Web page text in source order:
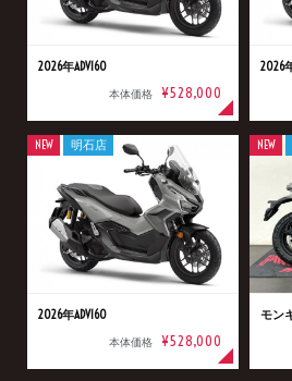
2026年ADV160
本体価格 ¥528,000
2026
2026年ADV160
本体価格 ¥528,000
NEW 明石店
モン
NEW